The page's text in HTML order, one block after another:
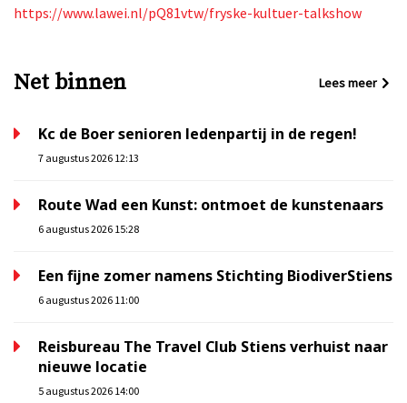
https://www.lawei.nl/pQ81vtw/fryske-kultuer-talkshow
Net binnen Lees meer
Kc de Boer senioren ledenpartij in de regen!
7 augustus 2026 12:13
Route Wad een Kunst: ontmoet de kunstenaars
6 augustus 2026 15:28
Een fijne zomer namens Stichting BiodiverStiens
6 augustus 2026 11:00
Reisbureau The Travel Club Stiens verhuist naar
nieuwe locatie
5 augustus 2026 14:00